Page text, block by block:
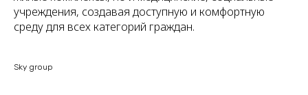
учреждения, создавая доступную и комфортную
среду для всех категорий граждан.
Sky group